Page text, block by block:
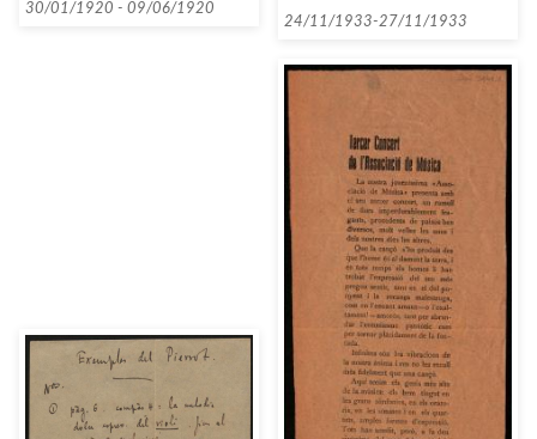
30/01/1920 - 09/06/1920
de les Audicions Intimes]
24/11/1933-27/11/1933